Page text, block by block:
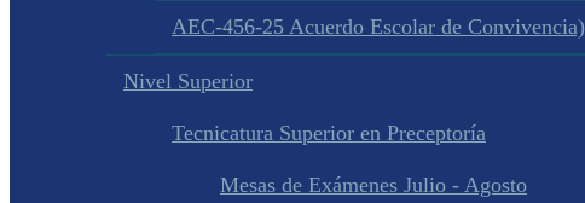
AEC-456-25 Acuerdo Escolar de Convivencia)
Nivel Superior
Tecnicatura Superior en Preceptoría
Mesas de Exámenes Julio - Agosto